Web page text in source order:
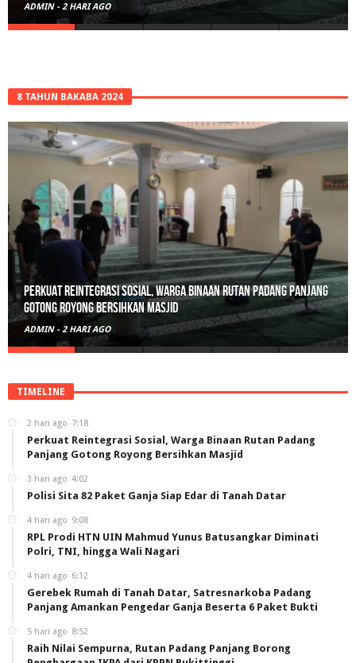
ADMIN - 3 HARI AGO
8 TAHUN BAKABA 2024
Polisi Sita 82 Paket Ganja Siap Edar di Tanah Datar
ADMIN - 3 HARI AGO
TIMELINE
2 hari ago 7:18
Perkuat Reintegrasi Sosial, Warga Binaan Rutan Padang
Panjang Gotong Royong Bersihkan Masjid
3 hari ago 4:02
Polisi Sita 82 Paket Ganja Siap Edar di Tanah Datar
4 hari ago 9:08
RPL Prodi HTN UIN Mahmud Yunus Batusangkar Diminati
Polri, TNI, hingga Wali Nagari
4 hari ago 6:12
Gerebek Rumah di Tanah Datar, Satresnarkoba Padang
Panjang Amankan Pengedar Ganja Beserta 6 Paket Bukti
5 hari ago 8:52
Raih Nilai Sempurna, Rutan Padang Panjang Borong